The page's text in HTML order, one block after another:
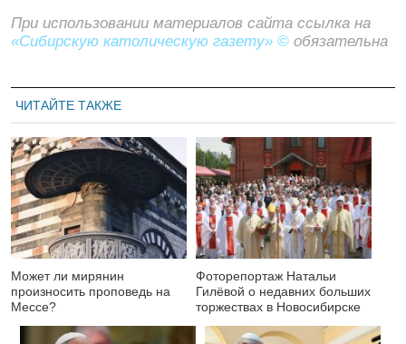
При использовании материалов сайта ссылка на
«Сибирскую католическую газету» © обязательна
ЧИТАЙТЕ ТАКЖЕ
Может ли мирянин
произносить проповедь на
Мессе?
Фоторепортаж Натальи
Гилёвой о недавних больших
торжествах в Новосибирске